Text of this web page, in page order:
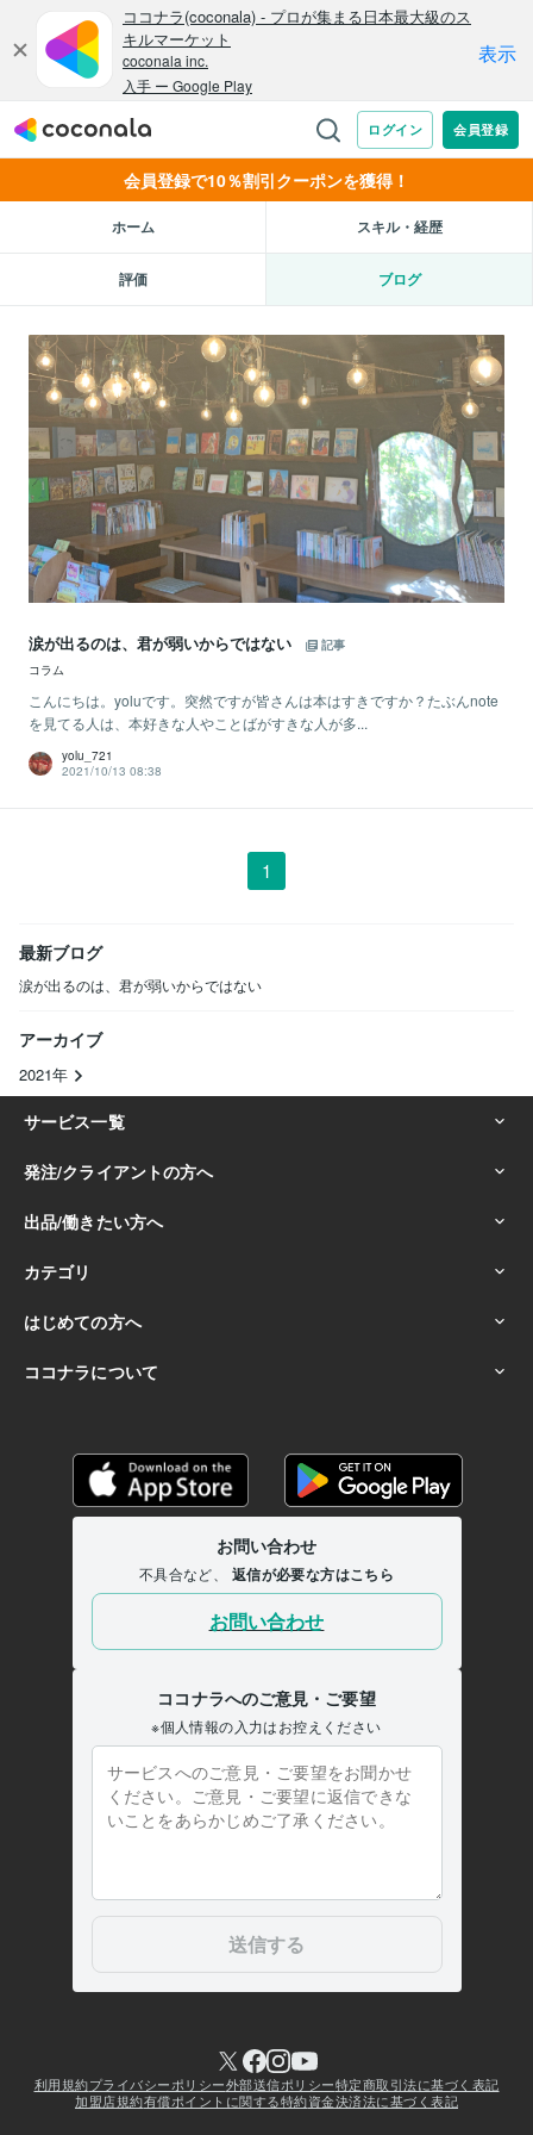
会員登録で10％割引クーポンを獲得！
ホーム スキル・経歴
評価 ブログ
涙が出るのは、君が弱いからではない
記事
コラム
こんにちは。yoluです。突然ですが皆さんは本はすきですか？たぶんnote
を見てる人は、本好きな人やことばがすきな人が多...
yolu_721
2021/10/13 08:38
1
最新ブログ
涙が出るのは、君が弱いからではない
アーカイブ
2021年